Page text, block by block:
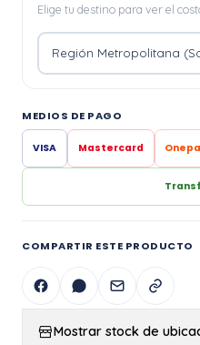
Elige tu destino para ver el
MEDIOS DE PAGO
VISA Mastercard
COMPARTIR ESTE PRODUCTO
Mostrar stock de